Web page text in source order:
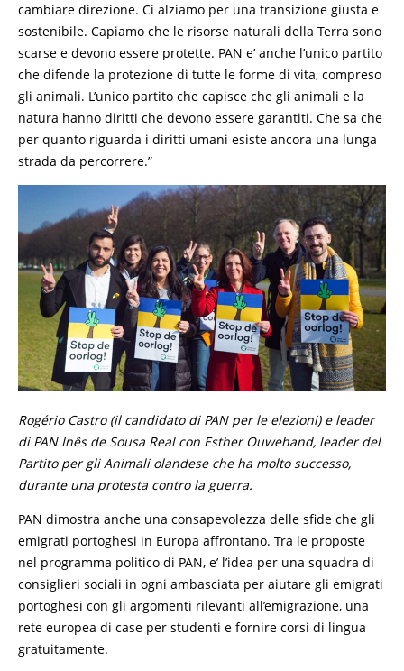
cambiare direzione. Ci alziamo per una transizione giusta e
sostenibile. Capiamo che le risorse naturali della Terra sono
scarse e devono essere protette. PAN e’ anche l’unico partito
che difende la protezione di tutte le forme di vita, compreso
gli animali. L’unico partito che capisce che gli animali e la
natura hanno diritti che devono essere garantiti. Che sa che
per quanto riguarda i diritti umani esiste ancora una lunga
strada da percorrere.”
Rogério Castro (il candidato di PAN per le elezioni) e leader
di PAN Inês de Sousa Real con Esther Ouwehand, leader del
Partito per gli Animali olandese che ha molto successo,
durante una protesta contro la guerra.
PAN dimostra anche una consapevolezza delle sfide che gli
emigrati portoghesi in Europa affrontano. Tra le proposte
nel programma politico di PAN, e’ l’idea per una squadra di
consiglieri sociali in ogni ambasciata per aiutare gli emigrati
portoghesi con gli argomenti rilevanti all’emigrazione, una
rete europea di case per studenti e fornire corsi di lingua
gratuitamente.